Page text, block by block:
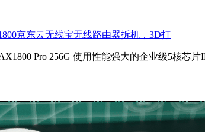
京东云无线宝无线路由器拆机，3D打
Pro 256G 使用性能强大的企业级5核芯片